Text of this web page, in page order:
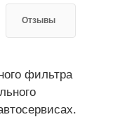
Отзывы
фильтра